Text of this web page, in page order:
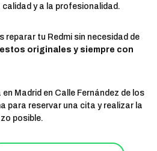
y a la profesionalidad.
reparar tu Redmi sin necesidad de
originales y siempre con
Madrid en Calle Fernández de los
para reservar una cita y realizar la
posible.